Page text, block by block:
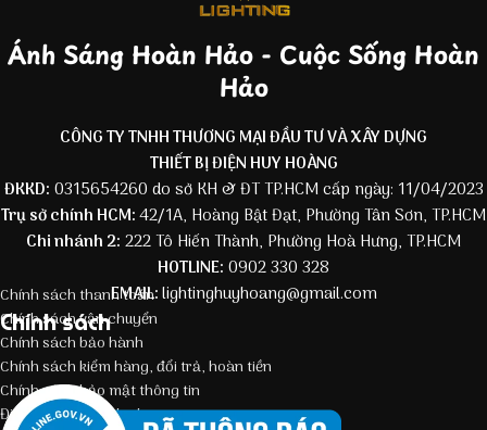
Ánh Sáng Hoàn Hảo - Cuộc Sống Hoàn
Hảo
CÔNG TY TNHH THƯƠNG MẠI ĐẦU TƯ VÀ XÂY DỰNG
THIẾT BỊ ĐIỆN HUY HOÀNG
ĐKKD: 0315654260 do sở KH & ĐT TP.HCM cấp ngày: 11/04/2023
Trụ sở chính HCM:42/1A, Hoàng Bật Đạt, Phường Tân Sơn, TP.HCM
Chi nhánh 2: 222 Tô Hiến Thành, Phường Hoà Hưng, TP.HCM
HOTLINE: 0902 330 328
EMAIL:lightinghuyhoang@gmail.com
Chính sách
Chính sách thanh toán
Chính sách vận chuyển
Chính sách bảo hành
Chính sách kiểm hàng, đổi trả, hoàn tiền
Chính sách bảo mật thông tin
Điều kiện giao dịch chung